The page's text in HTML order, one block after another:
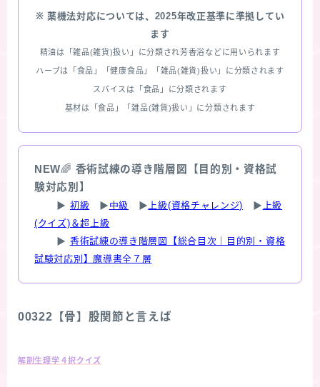
※ 薬機法対応については、2025年改正基準に準拠してい
ます
精油は「雑品(雑貨)扱い」に分類され芳香浴などに用いられます
ハーブは「食品」「健康食品」「雑品(雑貨)扱い」に分類されます
スパイスは「食品」に分類されます
基材は「食品」「雑品(雑貨)扱い」に分類されます
NEW🌈 香術試練の導き階層図【目的別・資格試
験対応別】
▶ 初級 ▶ 中級 ▶ 上級(資格チャレンジ) ▶ 上級
(クイズ)＆超上級
▶ 香術試練の導き階層図【総合目次｜目的別・資格
試験対応別】魔導書全７層
00322【骨】股関節と言えば
解剖生理学４択クイズ